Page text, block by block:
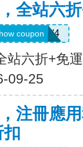
全站六
LS8V4
coupon
站六折+免
09-25
注冊應
扣